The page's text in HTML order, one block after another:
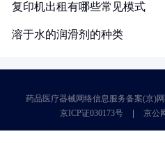
复印机出租有哪些常见模式
溶于水的润滑剂的种类
药品医疗器械网络信息服务备案(京)
京ICP证030173号
京公